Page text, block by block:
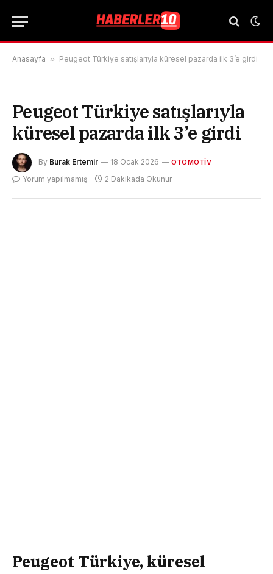
Anasayfa » Peugeot Türkiye satışlarıyla küresel pazarda ilk 3’e girdi
Peugeot Türkiye satışlarıyla
küresel pazarda ilk 3’e girdi
By Burak Ertemir 18 Ocak 2026 OTOMOTIV
Yorum yapılmamış 2 Dakikada Okunur
Peugeot Türkiye, küresel